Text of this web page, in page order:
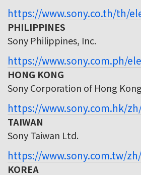
https://www.sony.co.th/th/
PHILIPPINES
Sony Philippines, Inc.
https://www.sony.com.ph/
HONG KONG
Sony Corporation of Hong
https://www.sony.com.hk/
TAIWAN
Sony Taiwan Ltd.
https://www.sony.com.tw/
KOREA